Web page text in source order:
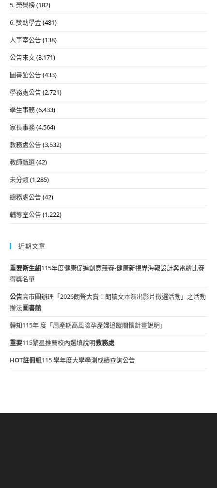
5. 榮譽榜(182)
6. 獎助學金(481)
人事室公告(138)
公告來文(3,171)
圖書館公告(433)
學務處公告(2,721)
學生事務(6,433)
家長事務(4,564)
教務處公告(3,532)
教師甄選(42)
未分類(1,285)
總務處公告(42)
輔導室公告(1,222)
近期文章
重要衛生組115年度健康促進創意競賽-健康新視界海報設計與電繪比賽
得獎名單
公告高市圖辦理「2026朗聲大賞：朗讀文本演出影片徵選活動」之活動
辦法圖書館
轉知115年 度「周產期高風險孕產婦追蹤關懷計畫說明」
重要115繁星推薦校內選填說明教務處
HOT註冊組115 學年度大學學測成績查詢公告